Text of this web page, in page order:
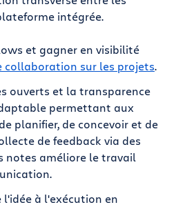
intégrée.
et gagner en visibilité
collaboration sur les projets.
ouverts et la transparence
permettant aux
planifier, de concevoir et de
de feedback via des
notes améliore le travail
l'idée à l'exécution en